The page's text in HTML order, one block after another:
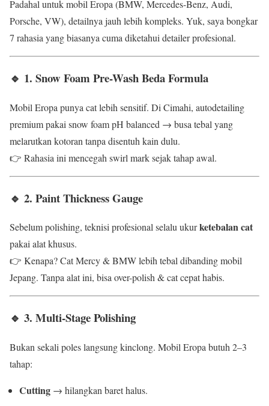
Padahal untuk mobil Eropa (BMW, Mercedes-Benz, Audi,
Porsche, VW), detailnya jauh lebih kompleks. Yuk, saya bongkar
7 rahasia yang biasanya cuma diketahui detailer profesional.
🔹 1. Snow Foam Pre-Wash Beda Formula
Mobil Eropa punya cat lebih sensitif. Di Cimahi, autodetailing
premium pakai snow foam pH balanced → busa tebal yang
melarutkan kotoran tanpa disentuh kain dulu.
👉 Rahasia ini mencegah swirl mark sejak tahap awal.
🔹 2. Paint Thickness Gauge
Sebelum polishing, teknisi profesional selalu ukurketebalan cat
pakai alat khusus.
👉 Kenapa? Cat Mercy & BMW lebih tebal dibanding mobil
Jepang. Tanpa alat ini, bisa over-polish & cat cepat habis.
🔹 3. Multi-Stage Polishing
Bukan sekali poles langsung kinclong. Mobil Eropa butuh 2–3
tahap:
Cutting → hilangkan baret halus.